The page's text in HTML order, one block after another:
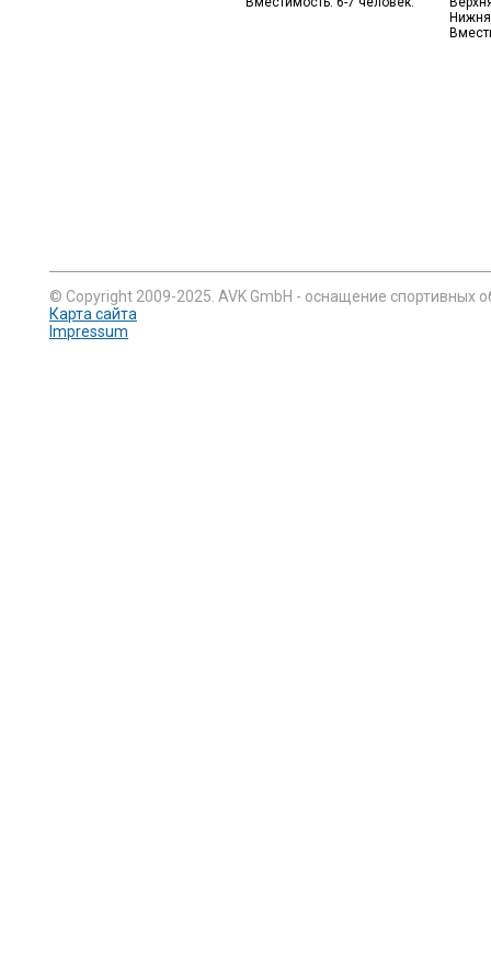
© Copyright 2009-2025. AVK GmbH - оснащение спортивных
Карта сайта
Impressum